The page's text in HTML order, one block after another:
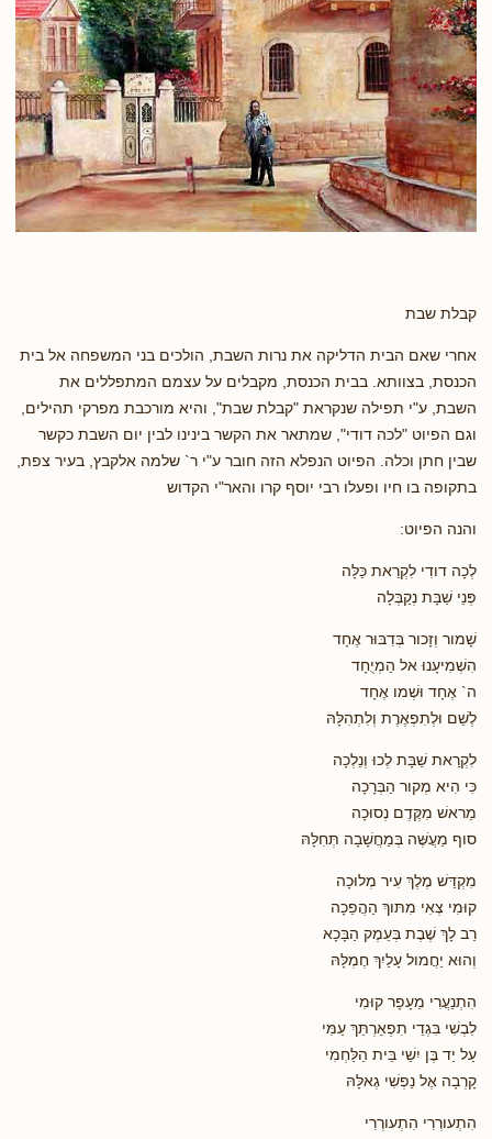
קבלת שבת
אחרי שאם הבית הדליקה את נרות השבת, הולכים בני המשפחה אל בית
הכנסת, בצוותא. בבית הכנסת, מקבלים על עצמם המתפללים את
השבת, ע"י תפילה שנקראת "קבלת שבת", והיא מורכבת מפרקי תהילים,
וגם הפיוט "לכה דודי", שמתאר את הקשר בינינו לבין יום השבת כקשר
שבין חתן וכלה. הפיוט הנפלא הזה חובר ע"י ר` שלמה אלקבץ, בעיר צפת,
בתקופה בו חיו ופעלו רבי יוסף קרו והאר"י הקדוש
והנה הפיוט:
לְכָה דודִי לִקְרַאת כַּלָּה
פְּנֵי שַׁבָּת נְקַבְּלָה
שָׁמור וְזָכור בְּדִבּוּר אֶחָד
הִשְׁמִיעָנוּ אל הַמְיֻחָד
ה` אֶחָד וּשְׁמו אֶחָד
לְשֵׁם וּלְתִפְאֶרֶת וְלִתְהִלָּהּ
לִקְרַאת שַׁבָּת לְכוּ וְנֵלְכָה
כִּי הִיא מְקור הַבְּרָכָה
מֵראשׁ מִקֶּדֶם נְסוּכָה
סוף מַעֲשֶּׁה בְּמַחֲשָׁבָה תְּחִלָּהּ
מִקְדַּשׁ מֶלֶךְ עִיר מְלוּכָה
קוּמִי צְאִי מִתּוךְ הַהֲפֵכָה
רַב לָךְ שֶׁבֶת בְּעֵמֶק הַבָּכָא
וְהוּא יַחֲמול עָלַיִךְ חֶמְלָּהּ
הִתְנַעֲרִי מֵעָפָר קוּמִי
לִבְשִׁי בִּגְדֵי תִפְאַרְתֵּךְ עַמִּי
עַל יַד בֶּן יִשַׁי בֵּית הַלַּחְמִי
קָרְבָה אֶל נַפְשִׁי גְאלָּהּ
הִתְעורְרִי הִתְעורְרִי